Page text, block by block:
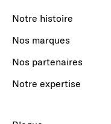
Notre histoire
Nos marques
Nos partenaires
Notre expertise